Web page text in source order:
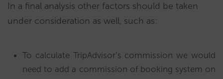
In a final analysis other factors should be taken
under consideration as well, such as:
To calculate TripAdvisor’s commission we would
need to add a commission of booking system on